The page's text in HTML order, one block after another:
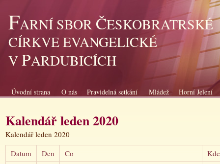
FARNÍ SBOR ČESKOBRATRSKÉ
CÍRKVE EVANGELICKÉ
VPARDUBICÍCH
Úvodní strana O nás Pravidelná setkání Mládež Horní Jelení
Kalendář leden 2020
Kalendář leden 2020
Datum
Den Co
Kde